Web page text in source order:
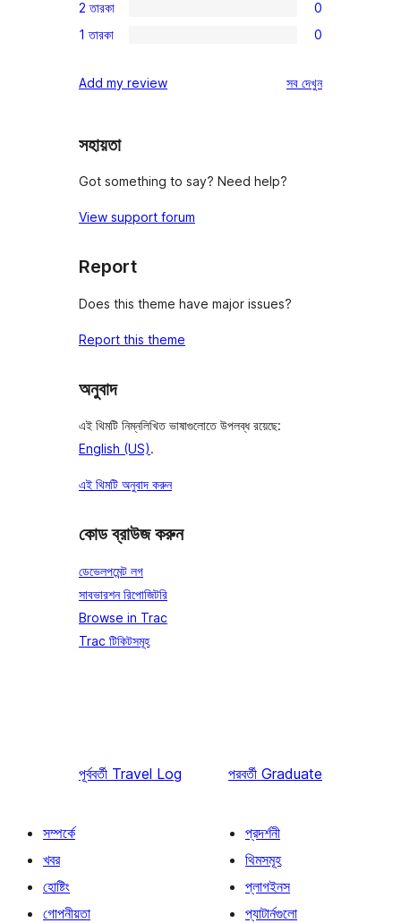
রিভিউ
স্টার
রিভিউ
3-
স্টার
0টি
2-
রিভিউ
2 তারকা 0
0টি
স্টার
1 তারকা 0
Add my review সবরিভিউ
দেখুন
সহায়তা
Got something to say? Need help?
View support forum
Report
Does this theme have major issues?
Report this theme
অনুবাদ
এই থিমটি নিম্নলিখিত ভাষাগুলোতে উপলব্ধ রয়েছে:
English (US).
এই থিমটি অনুবাদ করুন
কোড ব্রাউজ করুন
ডেভেলপমেন্ট লগ
সাবভারশন রিপোজিটরি
Browse in Trac
Trac টিকিটসমূহ
পূর্ববর্তী Travel Log পরবর্তী Graduate
সম্পর্কে
খবর
হোষ্টিং
গোপনীয়তা
প্রদর্শনী
থিমসমূহ
প্লাগইনস
প্যাটার্নগুলো